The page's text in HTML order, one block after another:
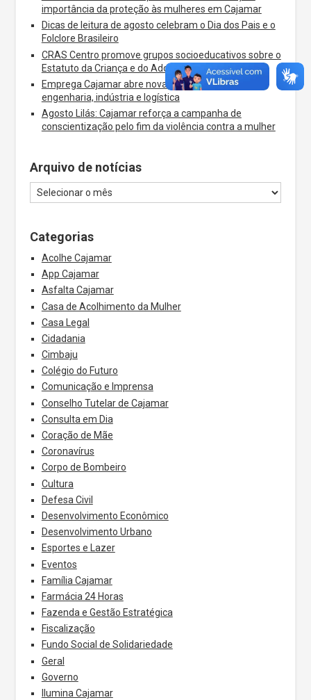
importância da proteção às mulheres em Cajamar
Dicas de leitura de agosto celebram o Dia dos Pais e o
Folclore Brasileiro
CRAS Centro promove grupos socioeducativos sobre o
Estatuto da Criança e do Adolescente
Emprega Cajamar abre novas vagas nas áreas de
engenharia, indústria e logística
Agosto Lilás: Cajamar reforça a campanha de
conscientização pelo fim da violência contra a mulher
Arquivo de notícias
Categorias
Acolhe Cajamar
App Cajamar
Asfalta Cajamar
Casa de Acolhimento da Mulher
Casa Legal
Cidadania
Cimbaju
Colégio do Futuro
Comunicação e Imprensa
Conselho Tutelar de Cajamar
Consulta em Dia
Coração de Mãe
Coronavírus
Corpo de Bombeiro
Cultura
Defesa Civil
Desenvolvimento Econômico
Desenvolvimento Urbano
Esportes e Lazer
Eventos
Família Cajamar
Farmácia 24 Horas
Fazenda e Gestão Estratégica
Fiscalização
Fundo Social de Solidariedade
Geral
Governo
Ilumina Cajamar